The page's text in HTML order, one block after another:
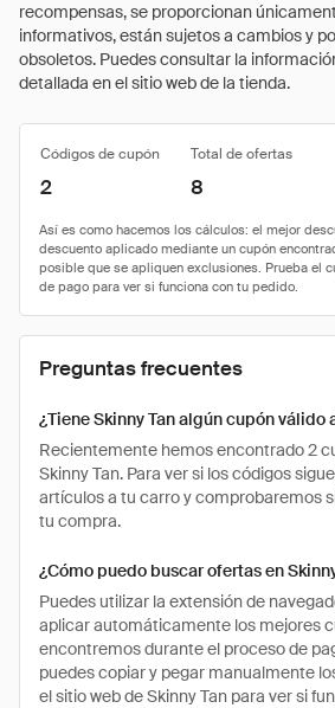
recompensas, se proporcionan
informativos, están sujetos a cambios y
obsoletos. Puedes consultar la
detallada en el sitio web de la tienda.
Códigos de cupón Total de ofertas
2 8
Preguntas frecuentes
¿Tiene Skinny Tan algún cupón válido
Recientemente hemos encontrado 2
Skinny Tan. Para ver si los códigos
artículos a tu carro y comprobaremos
tu compra.
¿Cómo puedo buscar ofertas en
Puedes utilizar la extensión de
aplicar automáticamente los mejores
encontremos durante el proceso de
puedes copiar y pegar manualmente
el sitio web de Skinny Tan para ver si